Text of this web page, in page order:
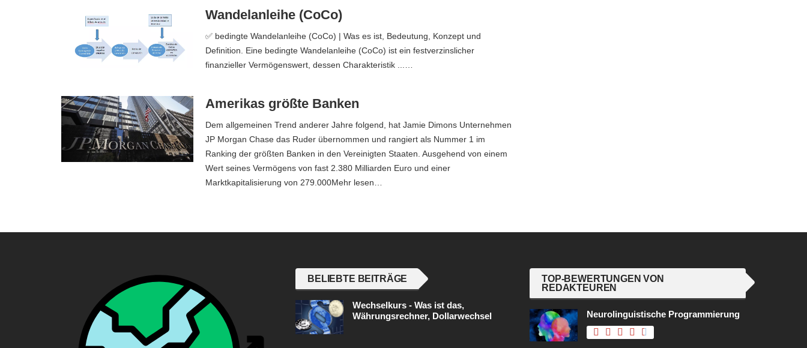
Wandelanleihe (CoCo)
✅ bedingte Wandelanleihe (CoCo) | Was es ist, Bedeutung, Konzept und
Definition. Eine bedingte Wandelanleihe (CoCo) ist ein festverzinslicher
finanzieller Vermögenswert, dessen Charakteristik ...…
Amerikas größte Banken
Dem allgemeinen Trend anderer Jahre folgend, hat Jamie Dimons Unternehmen
JP Morgan Chase das Ruder übernommen und rangiert als Nummer 1 im
Ranking der größten Banken in den Vereinigten Staaten. Ausgehend von einem
Wert seines Vermögens von fast 2.380 Milliarden Euro und einer
Marktkapitalisierung von 279.000Mehr lesen…
BELIEBTE BEITRÄGE
Wechselkurs - Was ist das,
Währungsrechner, Dollarwechsel
TOP-BEWERTUNGEN VON
REDAKTEUREN
Neurolinguistische Programmierung